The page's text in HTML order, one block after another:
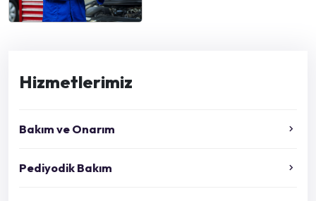
Hizmetlerimiz
Bakım ve Onarım
Pediyodik Bakım